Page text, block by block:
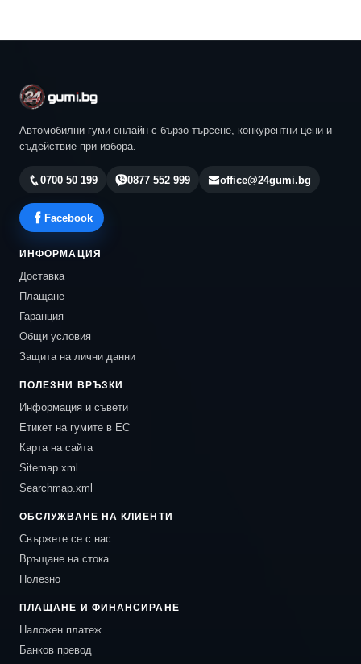
Автомобилни гуми онлайн с бързо търсене, конкурентни цени и
съдействие при избора.
0700 50 199 0877 552 999 office@24gumi.bg
Facebook
ИНФОРМАЦИЯ
Доставка
Плащане
Гаранция
Общи условия
Защита на лични данни
ПОЛЕЗНИ ВРЪЗКИ
Информация и съвети
Етикет на гумите в ЕС
Карта на сайта
Sitemap.xml
Searchmap.xml
ОБСЛУЖВАНЕ НА КЛИЕНТИ
Свържете се с нас
Връщане на стока
Полезно
ПЛАЩАНЕ И ФИНАНСИРАНЕ
Наложен платеж
Банков превод